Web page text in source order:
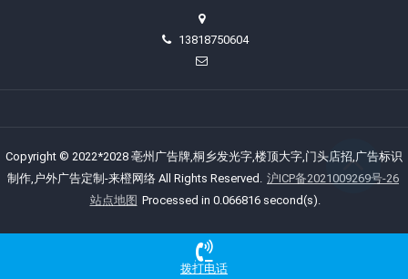
13818750604
Copyright © 2022*2028 亳州广告牌,桐乡发光字,楼顶大字,门头店招,广告标识
制作,户外广告定制-来橙网络 All Rights Reserved.
沪ICP备2021009269号-26
站点地图 Processed in 0.066816 second(s).
拨打电话